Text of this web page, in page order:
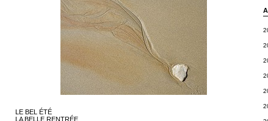
LE BEL ÉTÉ
LA BELLE RENTRÉE